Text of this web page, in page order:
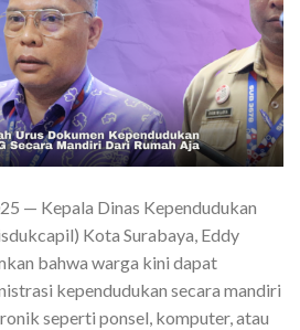
— Kepala Dinas Kependudukan
Kota Surabaya, Eddy
bahwa warga kini dapat
kependudukan secara mandiri
seperti ponsel, komputer, atau